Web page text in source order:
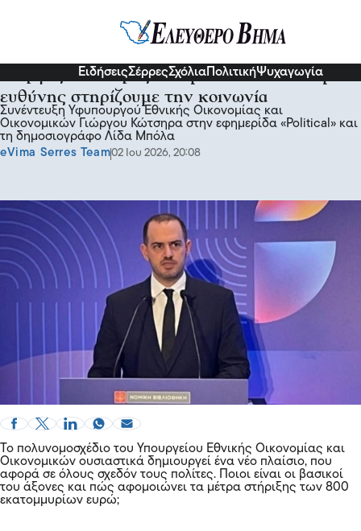
ΕιδήσειςΣέρρεςΣχόλια ΠολιτικήΨυχαγωγία
Γιώργος Κώτσηρας: Με μέθοδο και αίσθημα
ευθύνης στηρίζουμε την κοινωνία
Συνέντευξη Υφυπουργού Εθνικής Οικονομίας και
Οικονομικών Γιώργου Κώτσηρα στην εφημερίδα «Political» και
τη δημοσιογράφο Λίδα Μπόλα
eVima Serres Team02 Ιου 2026, 20:08
Το πολυνομοσχέδιο του Υπουργείου Εθνικής Οικονομίας και
Οικονομικών ουσιαστικά δημιουργεί ένα νέο πλαίσιο, που
αφορά σε όλους σχεδόν τους πολίτες. Ποιοι είναι οι βασικοί
του άξονες και πώς αφομοιώνει τα μέτρα στήριξης των 800
εκατομμυρίων ευρώ;